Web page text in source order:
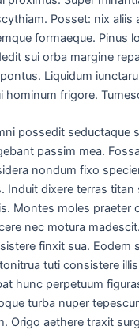
Posset: nix aliis
formaeque. Pinus
sui orba margine
Liquidum
hominum frigore.
possedit seductaque
passim mea.
nondum fixo
Induit dixere terras titan
Montes moles praeter
nec motura
finxit sua. Eodem
tuti consistere
hunc perpetuum
turba nuper
Origo aethere traxit